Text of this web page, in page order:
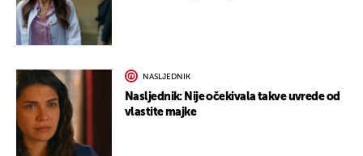
NASLJEDNIK
Nasljednik: Nije očekivala takve uvrede od
vlastite majke